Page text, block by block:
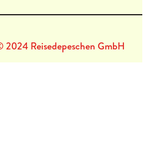
Reisedepeschen GmbH